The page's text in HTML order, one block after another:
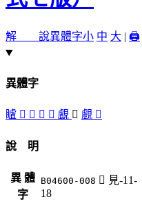
解 說異體字小 中 大 | 🖨️
異體字
䁦 𧠢 󸪤 󸪧 󸪦 覰 󸪨 覻 󸪥
說 明
異 體
字
B04600-008 󸪨 見-11-
18